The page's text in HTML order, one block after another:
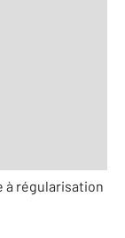
à régularisation